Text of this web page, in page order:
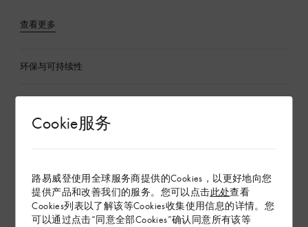
Cookie服务
路易威登使用全球服务商提供的Cookies，以更好地向您
提供产品和改善我们的服务。您可以点击此处查看
Cookies列表以了解该等Cookies收集使用信息的详情。您
可以通过点击“同意全部Cookies”确认同意所有该等
查看更多
环保与可持续性
配送 & 退货
赠礼